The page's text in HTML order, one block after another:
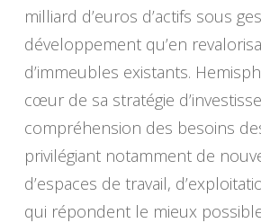
milliard d’euros d’actifs sous
développement qu’en
d’immeubles existants.
cœur de sa stratégie
compréhension des besoins
privilégiant notamment de
d’espaces de travail,
qui répondent le mieux